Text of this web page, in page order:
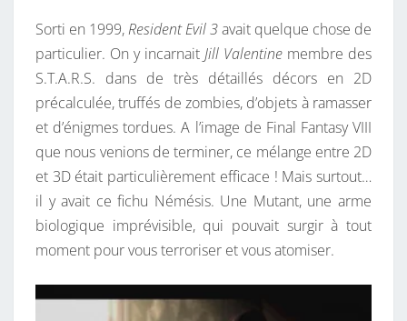
C
I
T
Y
,
2
5
A
N
S
P
L
Sorti en 1999,Resident Evil 3avait quelque chose de
particulier. On y incarnait Jill Valentine membre des
S.T.A.R.S. dans de très détaillés décors en 2D
précalculée, truffés de zombies, d’objets à ramasser
et d’énigmes tordues. A l’image de Final Fantasy VIII
que nous venions de terminer, ce mélange entre 2D
et 3D était particulièrement efficace ! Mais surtout…
il y avait ce fichu Némésis. Une Mutant, une arme
biologique imprévisible, qui pouvait surgir à tout
moment pour vous terroriser et vous atomiser.